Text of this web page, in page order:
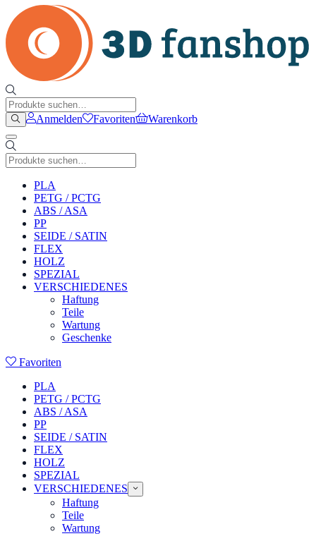
Anmelden Favoriten Warenkorb
PLA
PETG / PCTG
ABS / ASA
PP
SEIDE / SATIN
FLEX
HOLZ
SPEZIAL
VERSCHIEDENES
Haftung
Teile
Wartung
Geschenke
Favoriten
PLA
PETG / PCTG
ABS / ASA
PP
SEIDE / SATIN
FLEX
HOLZ
SPEZIAL
VERSCHIEDENES
Haftung
Teile
Wartung